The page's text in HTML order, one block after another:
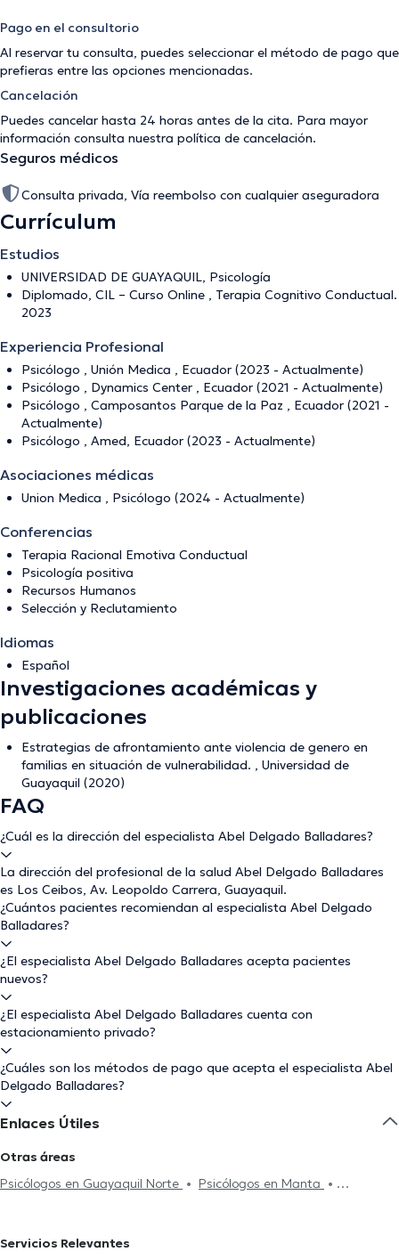
Pago en el consultorio
Al reservar tu consulta, puedes seleccionar el método de pago que
prefieras entre las opciones mencionadas.
Cancelación
Puedes cancelar hasta 24 horas antes de la cita. Para mayor
información consulta nuestra política de cancelación.
Seguros médicos
Consulta privada, Vía reembolso con cualquier aseguradora
Currículum
Estudios
UNIVERSIDAD DE GUAYAQUIL, Psicología
Diplomado, CIL – Curso Online , Terapia Cognitivo Conductual.
2023
Experiencia Profesional
Psicólogo , Unión Medica , Ecuador (2023 - Actualmente)
Psicólogo , Dynamics Center , Ecuador (2021 - Actualmente)
Psicólogo , Camposantos Parque de la Paz , Ecuador (2021 -
Actualmente)
Psicólogo , Amed, Ecuador (2023 - Actualmente)
Asociaciones médicas
Union Medica , Psicólogo (2024 - Actualmente)
Conferencias
Terapia Racional Emotiva Conductual
Psicología positiva
Recursos Humanos
Selección y Reclutamiento
Idiomas
Español
Investigaciones académicas y
publicaciones
Estrategias de afrontamiento ante violencia de genero en
familias en situación de vulnerabilidad. , Universidad de
Guayaquil (2020)
FAQ
¿Cuál es la dirección del especialista Abel Delgado Balladares?
La dirección del profesional de la salud Abel Delgado Balladares
es Los Ceibos, Av. Leopoldo Carrera, Guayaquil.
¿Cuántos pacientes recomiendan al especialista Abel Delgado
Balladares?
¿El especialista Abel Delgado Balladares acepta pacientes
nuevos?
¿El especialista Abel Delgado Balladares cuenta con
estacionamiento privado?
¿Cuáles son los métodos de pago que acepta el especialista Abel
Delgado Balladares?
Enlaces Útiles
Otras áreas
Psicólogos en Guayaquil Norte
Psicólogos en Manta
Servicios Relevantes